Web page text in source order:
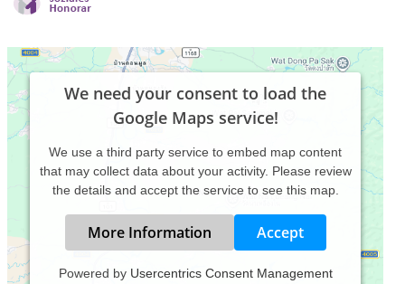
We need your consent to load the
Google Maps service!
We use a third party service to embed map content
that may collect data about your activity. Please review
the details and accept the service to see this map.
More Information Accept
Powered by Usercentrics Consent Management